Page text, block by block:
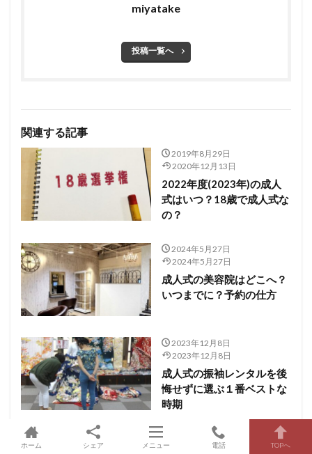
miyatake
投稿一覧へ
関連する記事
2019年8月29日
2020年12月13日
2022年度(2023年)の成人
式はいつ？18歳で成人式な
の？
2024年5月27日
2024年5月27日
成人式の美容院はどこへ？
いつまでに？予約の仕方
2023年12月8日
2023年12月8日
成人式の振袖レンタルを後
悔せずに選ぶ１番ベストな
時期
ホーム シェア メニュー 電話 TOPへ